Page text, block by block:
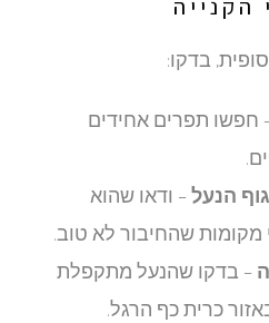
בדקו:
תפרים אחידים
הנעל– ודאו שהוא
שהחיבור לא טוב.
בדקו שהנעל מתקפלת
כרית כף הרגל.